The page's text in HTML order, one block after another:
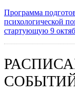
Программа
психологической
стартующую 9